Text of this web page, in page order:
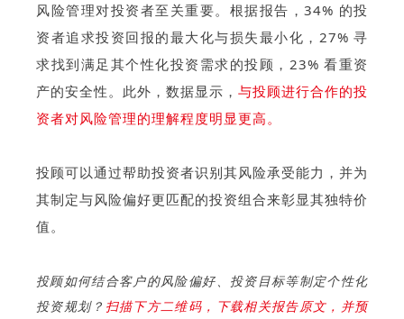
风险管理对投资者至关重要。根据报告，34% 的投
资者追求投资回报的最大化与损失最小化，27% 寻
求找到满足其个性化投资需求的投顾，23% 看重资
产的安全性。此外，数据显示， 与投顾进行合作的投
资者对风险管理的理解程度明显更高。
投顾可以通过帮助投资者识别其风险承受能力，并为
其制定与风险偏好更匹配的投资组合来彰显其独特价
值。
投顾如何结合客户的风险偏好、投资目标等制定个性化
投资规划？ 扫描下方二维码，下载相关报告原文，并预